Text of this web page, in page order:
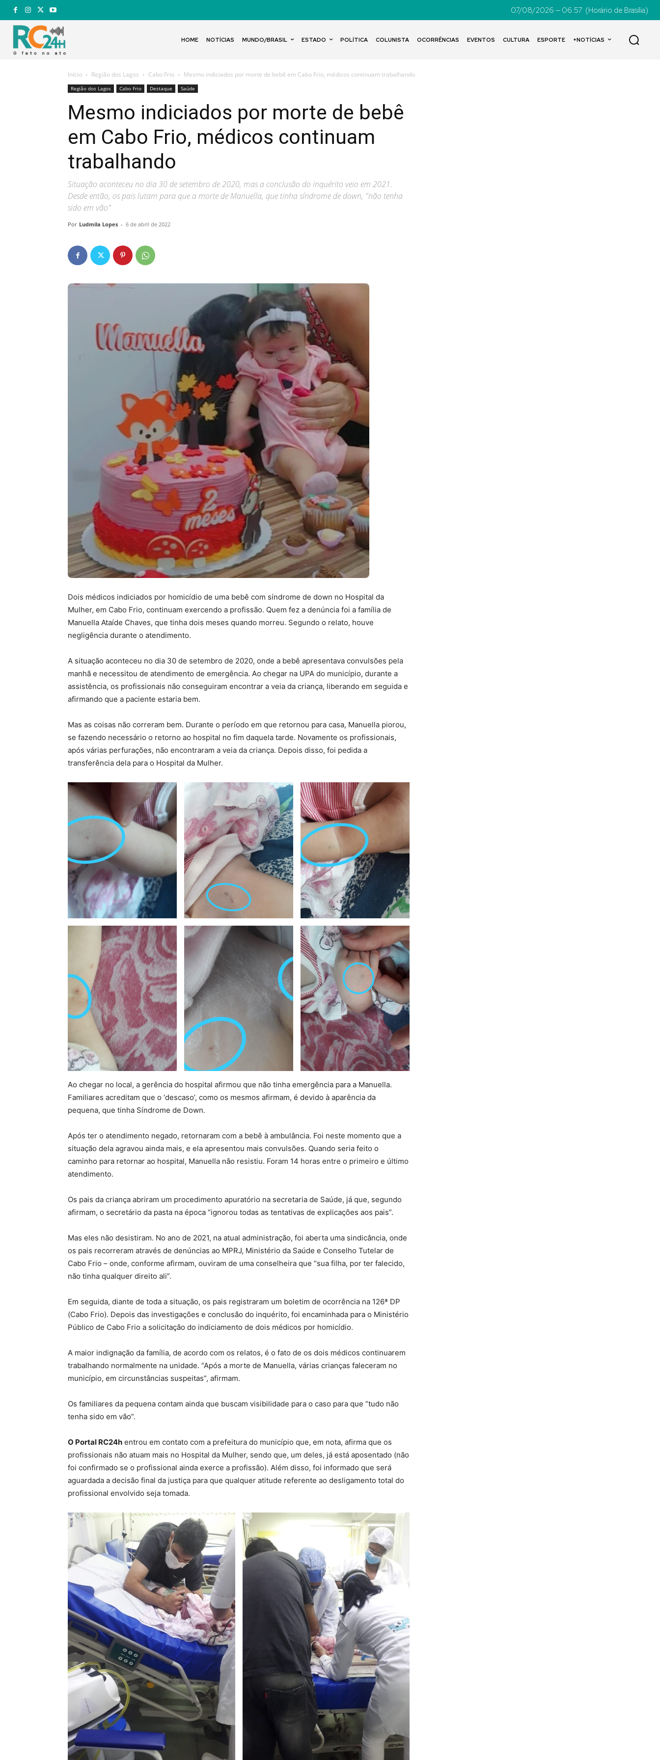
07/08/2026 — 06:57 (Horário de Brasília)
HOME NOTÍCIAS MUNDO/BRASIL ESTADO POLÍTICA COLUNISTA OCORRÊNCIAS EVENTOS CULTURA ESPORTE +NOTÍCIAS
Início Região dos Lagos Cabo Frio Mesmo indiciados por morte de bebê em Cabo Frio, médicos continuam trabalhando
Região dos Lagos Cabo Frio Destaque Saúde
Mesmo indiciados por morte de bebê
em Cabo Frio, médicos continuam
trabalhando
Situação aconteceu no dia 30 de setembro de 2020, mas a conclusão do inquérito veio em 2021.
Desde então, os pais lutam para que a morte de Manuella, que tinha síndrome de down, "não tenha
sido em vão"
Por Ludmila Lopes - 6 de abril de 2022
Dois médicos indiciados por homicídio de uma bebê com síndrome de down no Hospital da
Mulher, em Cabo Frio, continuam exercendo a profissão. Quem fez a denúncia foi a família de
Manuella Ataíde Chaves, que tinha dois meses quando morreu. Segundo o relato, houve
negligência durante o atendimento.
A situação aconteceu no dia 30 de setembro de 2020, onde a bebê apresentava convulsões pela
manhã e necessitou de atendimento de emergência. Ao chegar na UPA do município, durante a
assistência, os profissionais não conseguiram encontrar a veia da criança, liberando em seguida e
afirmando que a paciente estaria bem.
Mas as coisas não correram bem. Durante o período em que retornou para casa, Manuella piorou,
se fazendo necessário o retorno ao hospital no fim daquela tarde. Novamente os profissionais,
após várias perfurações, não encontraram a veia da criança. Depois disso, foi pedida a
transferência dela para o Hospital da Mulher.
Ao chegar no local, a gerência do hospital afirmou que não tinha emergência para a Manuella.
Familiares acreditam que o ‘descaso’, como os mesmos afirmam, é devido à aparência da
pequena, que tinha Síndrome de Down.
Após ter o atendimento negado, retornaram com a bebê à ambulância. Foi neste momento que a
situação dela agravou ainda mais, e ela apresentou mais convulsões. Quando seria feito o
caminho para retornar ao hospital, Manuella não resistiu. Foram 14 horas entre o primeiro e último
atendimento.
Os pais da criança abriram um procedimento apuratório na secretaria de Saúde, já que, segundo
afirmam, o secretário da pasta na época “ignorou todas as tentativas de explicações aos pais”.
Mas eles não desistiram. No ano de 2021, na atual administração, foi aberta uma sindicância, onde
os pais recorreram através de denúncias ao MPRJ, Ministério da Saúde e Conselho Tutelar de
Cabo Frio – onde, conforme afirmam, ouviram de uma conselheira que “sua filha, por ter falecido,
não tinha qualquer direito ali”.
Em seguida, diante de toda a situação, os pais registraram um boletim de ocorrência na 126ª DP
(Cabo Frio). Depois das investigações e conclusão do inquérito, foi encaminhada para o Ministério
Público de Cabo Frio a solicitação do indiciamento de dois médicos por homicídio.
A maior indignação da família, de acordo com os relatos, é o fato de os dois médicos continuarem
trabalhando normalmente na unidade. “Após a morte de Manuella, várias crianças faleceram no
município, em circunstâncias suspeitas”, afirmam.
Os familiares da pequena contam ainda que buscam visibilidade para o caso para que “tudo não
tenha sido em vão”.
O Portal RC24h entrou em contato com a prefeitura do município que, em nota, afirma que os
profissionais não atuam mais no Hospital da Mulher, sendo que, um deles, já está aposentado (não
foi confirmado se o profissional ainda exerce a profissão). Além disso, foi informado que será
aguardada a decisão final da justiça para que qualquer atitude referente ao desligamento total do
profissional envolvido seja tomada.